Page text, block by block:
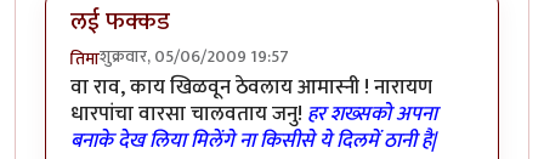
लई फक्कड
तिमाशुक्रवार, 05/06/2009 19:57
वा राव, काय खिळवून ठेवलाय आमास्नी ! नारायण
धारपांचा वारसा चालवताय जनु! हर शख्सको अपना
बनाके देख लिया मिलेंगे ना किसीसे ये दिलमें ठानी है|